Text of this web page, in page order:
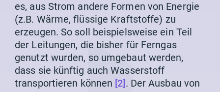
es, aus Strom andere Formen von Energie
(z.B. Wärme, flüssige Kraftstoffe) zu
erzeugen. So soll beispielsweise ein Teil
der Leitungen, die bisher für Ferngas
genutzt wurden, so umgebaut werden,
dass sie künftig auch Wasserstoff
transportieren können [2] . Der Ausbau von